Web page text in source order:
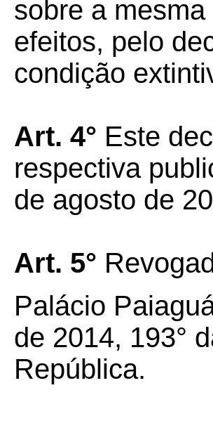
sobre a
efeitos, pelo
condição
Art. 4° Este
respectiva
de agosto de
Art. 5°
Palácio
de 2014, 193°
República.